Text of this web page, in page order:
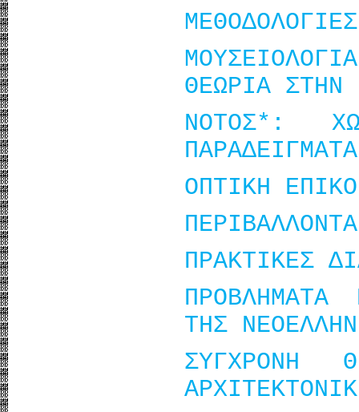
ΘΕΩΡΙΑ ΣΤΗΝ
ΝΟΤΟΣ*:
ΟΠΤΙΚΗ
ΠΡΑΚΤΙΚΕΣ
ΠΡΟΒΛΗΜΑΤΑ
ΤΗΣ
ΣΥΓΧΡΟΝΗ